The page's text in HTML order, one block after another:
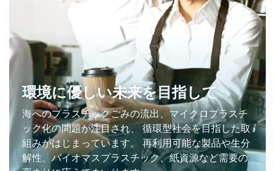
新しい生活様式に最適な商品を
新しい価値観の中で、消費者から求められるニーズ
にも大きな変化が生まれています。 史上のニーズを
とらえ、今必要なものをご提案し最短でお届けでき